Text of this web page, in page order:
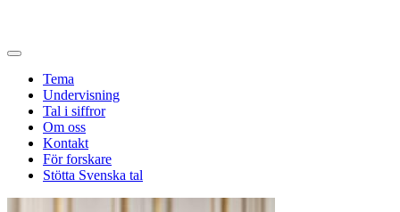
Tema
Undervisning
Tal i siffror
Om oss
Kontakt
För forskare
Stötta Svenska tal